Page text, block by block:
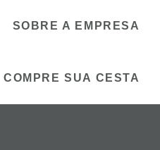
SOBRE A EMPRESA
COMPRE SUA CESTA